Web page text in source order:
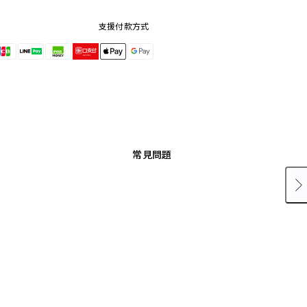
支援付款方式
常見問題